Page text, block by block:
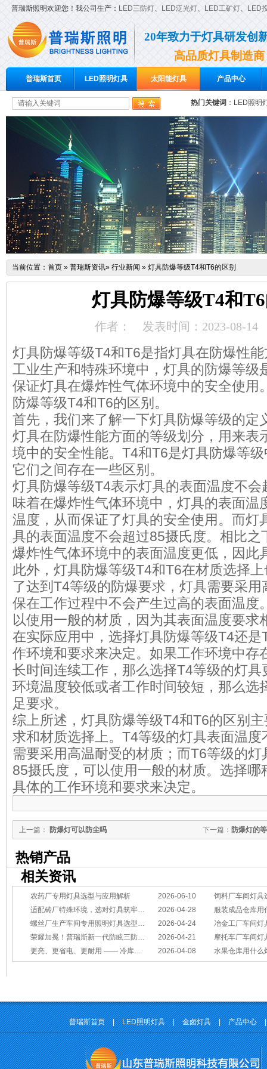
普瑞斯照明欢迎您！我公司生产： LED三防灯、 LED泛光灯、 LED工矿灯、 LED
20年致力于灯具研发创
高品质灯具制造商
普瑞斯首页 LED照明灯具 太阳能灯具 产品中心
热门关键词 ： LED照明
当前位置： 首页 » 普瑞斯资讯» 行业新闻 » 灯具防爆等级T4和T6的区别
灯具防爆等级T4和
作者： 发表时间：2023-08-14
灯具防爆等级T4和T6是指灯具在防爆性
工业生产和特殊环境中，灯具的防爆等级
保证灯具在爆炸性气体环境中的安全使用
防爆等级T4和T6的区别。
首先，我们来了解一下灯具防爆等级的定
灯具在防爆性能方面的等级划分，用来表
境中的安全性能。T4和T6是灯具防爆等
它们之间存在一些区别。
灯具防爆等级T4表示灯具的表面温度不
味着在爆炸性气体环境中，灯具的表面温
温度，从而保证了灯具的安全使用。而灯
具的表面温度不会超过85摄氏度。相比之
爆炸性气体环境中的表面温度更低，因此
此外，灯具防爆等级T4和T6在材质选择
了达到T4等级的防爆要求，灯具需要采
保在工作过程中不会产生过高的表面温度
以使用一般的材质，因为其表面温度要求
在实际应用中，选择灯具防爆等级T4还
作环境和要求来决定。如果工作环境中存
长时间连续工作，那么选择T4等级的灯
环境温度较低或者工作时间较短，那么选
足要求。
综上所述，灯具防爆等级T4和T6的区别
求和材质选择上。T4等级的灯具表面温
需要采用高温耐受的材质；而T6等级的
85摄氏度，可以使用一般的材质。选择
具体的工作环境和要求来决定。
下一篇： 防爆灯的
上一篇： 防爆灯可以防尘吗
热销产品
相关资讯
2026-06-10
农药厂专用灯具选型与应用解析
饲料厂车间灯具
2026-04-28
适配砖厂特殊环境，选对灯具筑牢生产安全线
服装成品仓库用
2026-04-24
螺丝厂生产车间专用照明灯具选型方案
冶金工厂车间灯具选型指南：
2026-04-21
荣耀加冕！普瑞斯新一代防眩三防灯BC-L斩获2026阿拉丁神灯奖
摩托车厂车间灯具怎么选？
2026-04-08
更亮、更省电、更耐用 —— 冷库照明优选 水果仓库用什么
普瑞斯首页 | LED照明灯具 | 金卤灯具 | 产品中心 |